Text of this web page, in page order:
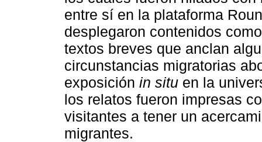
entre sí en la plataforma
desplegaron contenidos
textos breves que anclan
circunstancias migratorias
exposición in situ en la
los relatos fueron impresas
visitantes a tener un
migrantes.